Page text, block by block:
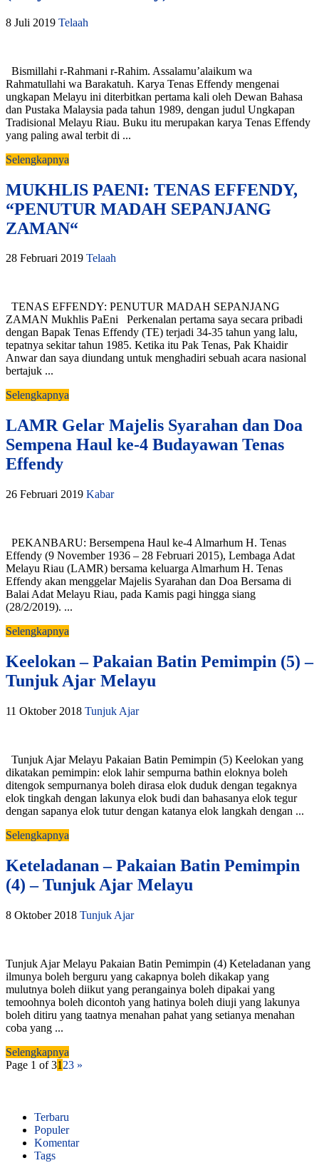
8 Juli 2019 Telaah
Bismillahi r-Rahmani r-Rahim. Assalamu’alaikum wa
Rahmatullahi wa Barakatuh. Karya Tenas Effendy mengenai
ungkapan Melayu ini diterbitkan pertama kali oleh Dewan Bahasa
dan Pustaka Malaysia pada tahun 1989, dengan judul Ungkapan
Tradisional Melayu Riau. Buku itu merupakan karya Tenas Effendy
yang paling awal terbit di ...
Selengkapnya
MUKHLIS PAENI: TENAS EFFENDY,
“PENUTUR MADAH SEPANJANG
ZAMAN“
28 Februari 2019 Telaah
TENAS EFFENDY: PENUTUR MADAH SEPANJANG
ZAMAN Mukhlis PaEni Perkenalan pertama saya secara pribadi
dengan Bapak Tenas Effendy (TE) terjadi 34-35 tahun yang lalu,
tepatnya sekitar tahun 1985. Ketika itu Pak Tenas, Pak Khaidir
Anwar dan saya diundang untuk menghadiri sebuah acara nasional
bertajuk ...
Selengkapnya
LAMR Gelar Majelis Syarahan dan Doa
Sempena Haul ke-4 Budayawan Tenas
Effendy
26 Februari 2019 Kabar
PEKANBARU: Bersempena Haul ke-4 Almarhum H. Tenas
Effendy (9 November 1936 – 28 Februari 2015), Lembaga Adat
Melayu Riau (LAMR) bersama keluarga Almarhum H. Tenas
Effendy akan menggelar Majelis Syarahan dan Doa Bersama di
Balai Adat Melayu Riau, pada Kamis pagi hingga siang
(28/2/2019). ...
Selengkapnya
Keelokan – Pakaian Batin Pemimpin (5) –
Tunjuk Ajar Melayu
11 Oktober 2018 Tunjuk Ajar
Tunjuk Ajar Melayu Pakaian Batin Pemimpin (5) Keelokan yang
dikatakan pemimpin: elok lahir sempurna bathin eloknya boleh
ditengok sempurnanya boleh dirasa elok duduk dengan tegaknya
elok tingkah dengan lakunya elok budi dan bahasanya elok tegur
dengan sapanya elok tutur dengan katanya elok langkah dengan ...
Selengkapnya
Keteladanan – Pakaian Batin Pemimpin
(4) – Tunjuk Ajar Melayu
8 Oktober 2018 Tunjuk Ajar
Tunjuk Ajar Melayu Pakaian Batin Pemimpin (4) Keteladanan yang
ilmunya boleh berguru yang cakapnya boleh dikakap yang
mulutnya boleh diikut yang perangainya boleh dipakai yang
temoohnya boleh dicontoh yang hatinya boleh diuji yang lakunya
boleh ditiru yang taatnya menahan pahat yang setianya menahan
coba yang ...
Selengkapnya
Page 1 of 31 23 »
Terbaru
Populer
Komentar
Tags